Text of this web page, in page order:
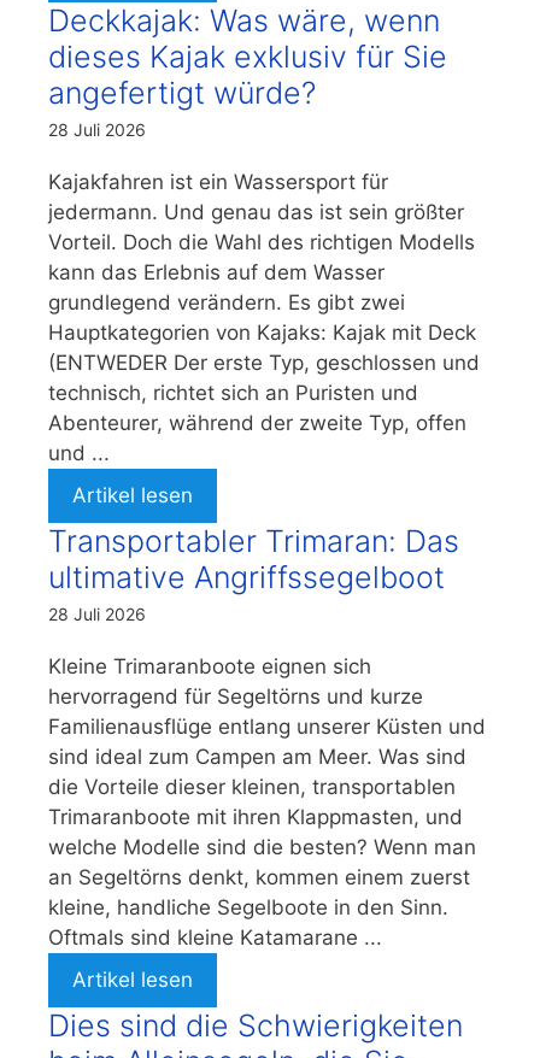
Deckkajak: Was wäre, wenn
dieses Kajak exklusiv für Sie
angefertigt würde?
28 Juli 2026
Kajakfahren ist ein Wassersport für
jedermann. Und genau das ist sein größter
Vorteil. Doch die Wahl des richtigen Modells
kann das Erlebnis auf dem Wasser
grundlegend verändern. Es gibt zwei
Hauptkategorien von Kajaks: Kajak mit Deck
(ENTWEDER Der erste Typ, geschlossen und
technisch, richtet sich an Puristen und
Abenteurer, während der zweite Typ, offen
und ...
Artikel lesen
Transportabler Trimaran: Das
ultimative Angriffssegelboot
28 Juli 2026
Kleine Trimaranboote eignen sich
hervorragend für Segeltörns und kurze
Familienausflüge entlang unserer Küsten und
sind ideal zum Campen am Meer. Was sind
die Vorteile dieser kleinen, transportablen
Trimaranboote mit ihren Klappmasten, und
welche Modelle sind die besten? Wenn man
an Segeltörns denkt, kommen einem zuerst
kleine, handliche Segelboote in den Sinn.
Oftmals sind kleine Katamarane ...
Artikel lesen
Dies sind die Schwierigkeiten